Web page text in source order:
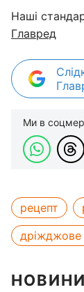
Наші
Главред
Ми в
рецепт
дріжджове